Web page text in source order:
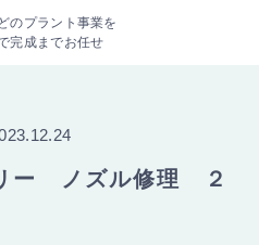
のプラント事業を
完成までお任せ
ー ノズル修理 ２